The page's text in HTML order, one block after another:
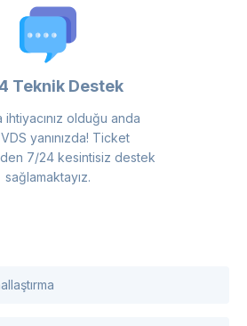
Teknik Destek
ihtiyacınız olduğu anda
yanınızda! Ticket
7/24 kesintisiz destek
sağlamaktayız.